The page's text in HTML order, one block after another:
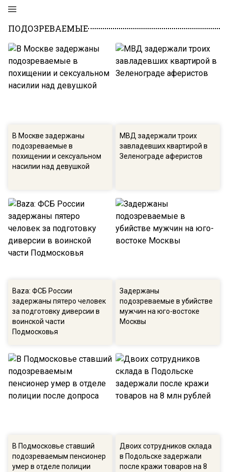
ПОДОЗРЕВАЕМЫЕ
В Москве задержаны
подозреваемые в
похищении и сексуальном
насилии над девушкой
МВД задержали троих
завладевших квартирой в
Зеленограде аферистов
Baza: ФСБ России
задержаны пятеро человек
за подготовку диверсии в
воинской части
Подмосковья
Задержаны
подозреваемые в убийстве
мужчин на юго-востоке
Москвы
В Подмосковье ставший
подозреваемым пенсионер
умер в отделе полиции
Двоих сотрудников склада
в Подольске задержали
после кражи товаров на 8